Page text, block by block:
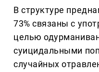
В структуре
73% связаны с
целью
суицидальными
случайных